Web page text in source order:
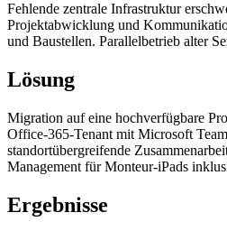
Fehlende zentrale Infrastruktur
Projektabwicklung und
und Baustellen. Parallelbetrieb alter
Lösung
Migration auf eine hochverfügbare
Office-365-Tenant mit Microsoft
standortübergreifende
Management für Monteur-iPads
Ergebnisse